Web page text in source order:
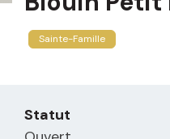
Sainte-Famille
Statut